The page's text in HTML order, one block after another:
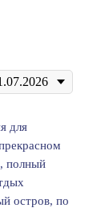
для
полный
остров, по